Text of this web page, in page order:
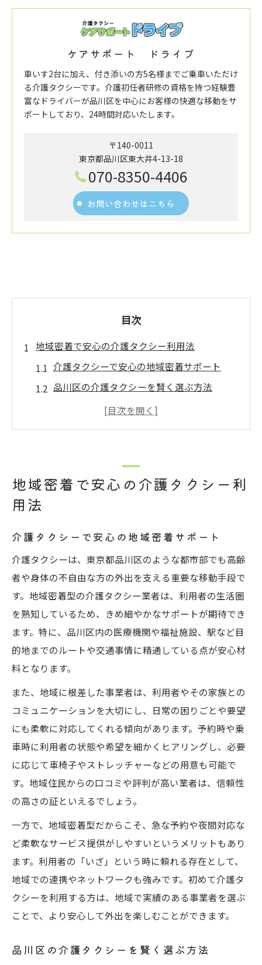
ケアサポート ドライブ
車いす2台に加え、付き添いの方5名様までご乗車いただけ
る介護タクシーです。介護初任者研修の資格を持つ経験豊
富なドライバーが品川区を中心にお客様の快適な移動をサ
ポートしており、24時間対応いたします。
〒140-0011
東京都品川区東大井4-13-18
070-8350-4406
お問い合わせはこちら
目次
地域密着で安心の介護タクシー利用法
介護タクシーで安心の地域密着サポート
品川区の介護タクシーを賢く選ぶ方法
口コミで選ぶ介護タクシーの信頼性
介護タクシー利用目的別の選び方とは
乗降サポートが充実した移動手段とは
介護タクシーの乗降サポートで安心移動
乗降補助が充実した介護タクシーの特徴
リフト付き介護タクシーの利便性を解説
口コミで選ぶ品川区の介護タクシー事情
品川区の介護タクシー口コミを徹底調査
口コミで分かる介護タクシー利用者の声
品川区で評判の良い介護タクシーの選び方
実際に役立つ介護タクシーの口コミ活用術
料金やサービスの口コミ比較ポイント
介護保険活用で費用を抑える賢い方法
介護タクシーの保険適用条件をチェック
介護保険で介護タクシー費用を抑えるコツ
賢く利用する介護タクシーと補助制度の関
車いす対応など多様なサービスの特徴
介護タクシーの車いす対応サービスの魅力
多様なニーズに応える介護タクシーの特徴
ストレッチャー対応の介護タクシー解説
専門資格ドライバーによる安心サポート体
地域密着で安心の介護タクシー利
用法
介護タクシーで安心の地域密着サポート
介護タクシーは、東京都品川区のような都市部でも高齢
者や身体の不自由な方の外出を支える重要な移動手段で
す。地域密着型の介護タクシー業者は、利用者の生活圏
を熟知しているため、きめ細やかなサポートが期待でき
ます。特に、品川区内の医療機関や福祉施設、駅など目
的地までのルートや交通事情に精通している点が安心材
料となります。
また、地域に根差した事業者は、利用者やその家族との
コミュニケーションを大切にし、日常の困りごとや要望
にも柔軟に対応してくれる傾向があります。予約時や乗
車時に利用者の状態や希望を細かくヒアリングし、必要
に応じて車椅子やストレッチャーなどの用意も可能で
す。地域住民からの口コミや評判が高い業者は、信頼性
の高さの証といえるでしょう。
一方で、地域密着型だからこそ、急な予約や夜間対応な
ど柔軟なサービス提供がしやすいというメリットもあり
ます。利用者の「いざ」という時に頼れる存在として、
地域での連携やネットワークも強みです。初めて介護タ
クシーを利用する方は、地域で実績のある事業者を選ぶ
ことで、より安心して外出を楽しむことができます。
品川区の介護タクシーを賢く選ぶ方法